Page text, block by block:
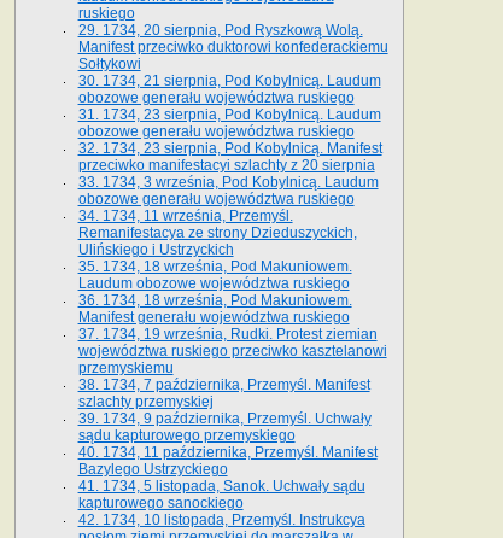
ruskiego
29. 1734, 20 sierpnia, Pod Ryszkową Wolą.
Manifest przeciwko duktorowi konfederackiemu
Sołtykowi
30. 1734, 21 sierpnia, Pod Kobylnicą. Laudum
obozowe generału województwa ruskiego
31. 1734, 23 sierpnia, Pod Kobylnicą. Laudum
obozowe generału województwa ruskiego
32. 1734, 23 sierpnia, Pod Kobylnicą. Manifest
przeciwko manifestacyi szlachty z 20 sierpnia
33. 1734, 3 września, Pod Kobylnicą. Laudum
obozowe generału województwa ruskiego
34. 1734, 11 września, Przemyśl.
Remanifestacya ze strony Dzieduszyckich,
Ulińskiego i Ustrzyckich
35. 1734, 18 września, Pod Makuniowem.
Laudum obozowe województwa ruskiego
36. 1734, 18 września, Pod Makuniowem.
Manifest generału województwa ruskiego
37. 1734, 19 września, Rudki. Protest ziemian
województwa ruskiego przeciwko kasztelanowi
przemyskiemu
38. 1734, 7 października, Przemyśl. Manifest
szlachty przemyskiej
39. 1734, 9 października, Przemyśl. Uchwały
sądu kapturowego przemyskiego
40. 1734, 11 października, Przemyśl. Manifest
Bazylego Ustrzyckiego
41. 1734, 5 listopada, Sanok. Uchwały sądu
kapturowego sanockiego
42. 1734, 10 listopada, Przemyśl. Instrukcya